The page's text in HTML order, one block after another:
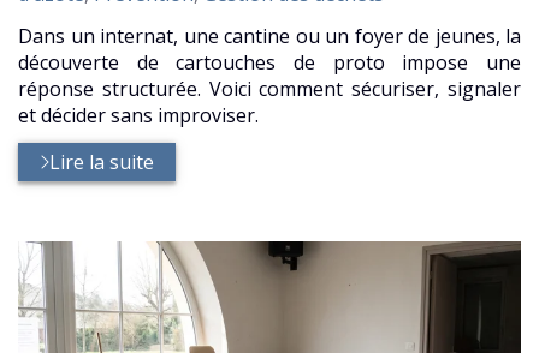
Dans un internat, une cantine ou un foyer de jeunes, la
découverte de cartouches de proto impose une
réponse structurée. Voici comment sécuriser, signaler
et décider sans improviser.
Lire la suite